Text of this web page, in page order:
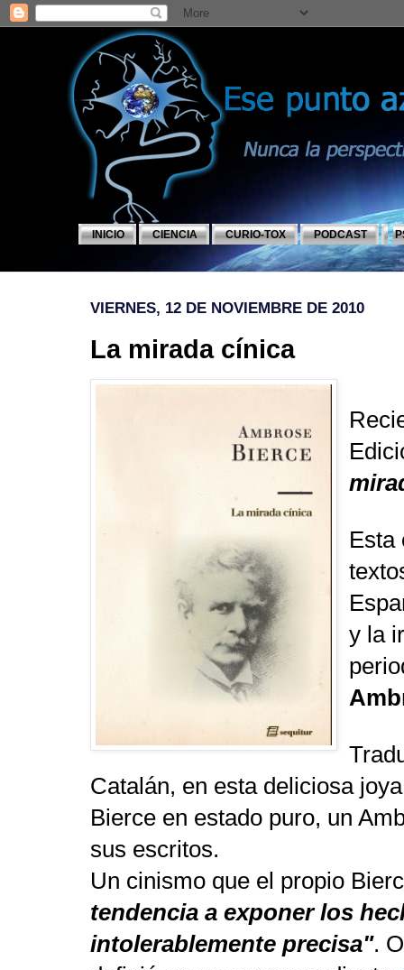
INICIO CIENCIA CURIO-TOX PODCAST
VIERNES, 12 DE NOVIEMBRE DE 2010
La mirada cínica
Esta
y la
Catalán, en esta deliciosa
Bierce en estado puro, un
sus escritos.
Un cinismo que el propio
tendencia a exponer los
intolerablemente precisa".